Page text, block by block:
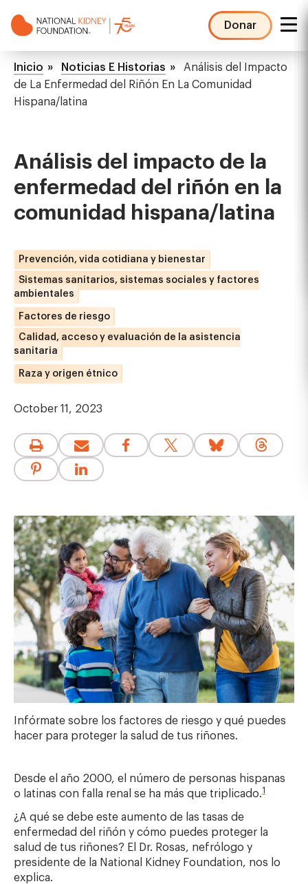
Donar
NKF
Mega
Menu
Ruta
de
navegación
Inicio Noticias E Historias
Análisis del Impacto
de La Enfermedad del Riñón En La Comunidad
Hispana/latina
Análisis del impacto de la
enfermedad del riñón en la
comunidad hispana/latina
Prevención, vida cotidiana y bienestar
Sistemas sanitarios, sistemas sociales y factores
ambientales
Factores de riesgo
Calidad, acceso y evaluación de la asistencia
sanitaria
Raza y origen étnico
October 11, 2023
Infórmate sobre los factores de riesgo y qué puedes
hacer para proteger la salud de tus riñones.
Desde el año 2000, el número de personas hispanas
o latinas con falla renal se ha más que triplicado.1
¿A qué se debe este aumento de las tasas de
enfermedad del riñón y cómo puedes proteger la
salud de tus riñones? El Dr. Rosas, nefrólogo y
presidente de la National Kidney Foundation, nos lo
explica.